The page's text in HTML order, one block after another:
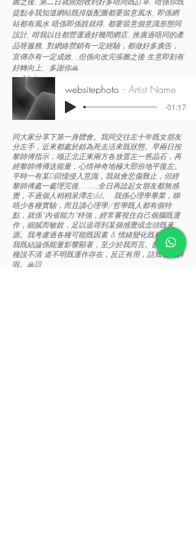
提點令我知道網站既排版配圖都要留意風水, 即係網
站都有風水 唔係即係靚就得, 都要留意個意識形態同
設計, 咁我以往都營運過好幾間網店, 推廣過唔同的產
品呀服務, 對網絡營銷有一定經驗，都做好多廣告，
宣傳亦有一定成效, ,但係向改完張圖之後 生意即刻有
好轉向上, 多謝你🙏
— Nicky
同大家分享下第一身體會。我同交往左十年既女朋友
分左手，近來都處於頗為死去活來既狀態。早兩日按
黎師傅指示，喺正北正東兩方各放置左一舊晶石，再
經黎師傅傳送能量，心情神奇地極大部份地平復左。
平時一有某D回憶侵入意識，我就會悲傷難止，但經
黎師傅處一處理完後........全日再諗起女朋友都無感
覺，不過個人稍稍呆滯左dd。 我係心理學畢業，睇
唔少各種實驗，而且讀心理學/哲學既人都有個特
點，就係“內省能力”特強，經常審視住自己個腦既運
作，細膩而敏銳，足以追尋到某個感覺或念頭既來
源。我考慮過各種可能既因素 & 情緒變化既程度後，
我既結論係能量影響顯著，至少於我而言。的確有某
種說不清 道不明既運作存在，反正有用，話知佢點解
啦。🙏🏻
websitephoto Artist Name
-01:17